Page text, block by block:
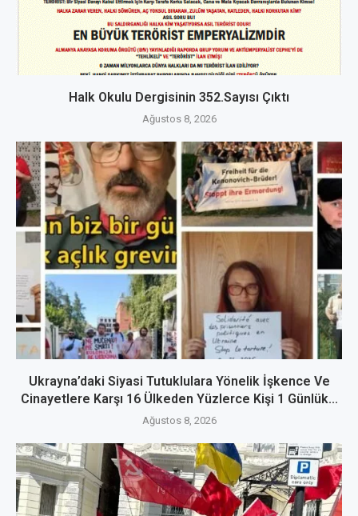
Halk Okulu Dergisinin 352.Sayısı Çıktı
Ağustos 8, 2026
Ukrayna’daki Siyasi Tutuklulara Yönelik İşkence Ve
Cinayetlere Karşı 16 Ülkeden Yüzlerce Kişi 1 Günlük...
Ağustos 8, 2026